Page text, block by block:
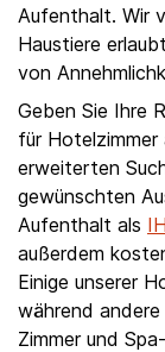
Aufenthalt. Wir
Haustiere
von
Geben Sie Ihre
für Hotelzimmer
erweiterten
gewünschten
Aufenthalt als
außerdem
Einige unserer
während
Zimmer und